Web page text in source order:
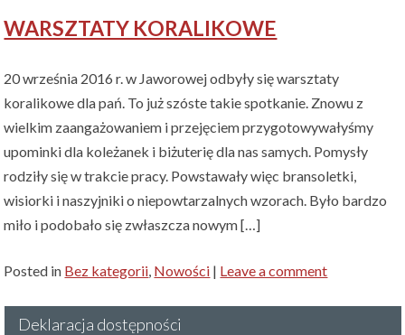
WARSZTATY KORALIKOWE
20 września 2016 r. w Jaworowej odbyły się warsztaty
koralikowe dla pań. To już szóste takie spotkanie. Znowu z
wielkim zaangażowaniem i przejęciem przygotowywałyśmy
upominki dla koleżanek i biżuterię dla nas samych. Pomysły
rodziły się w trakcie pracy. Powstawały więc bransoletki,
wisiorki i naszyjniki o niepowtarzalnych wzorach. Było bardzo
miło i podobało się zwłaszcza nowym […]
Posted in Bez kategorii Nowości | Leave a comment
Deklaracja dostępności